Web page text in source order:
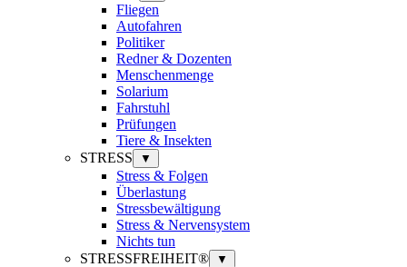
Fliegen
Autofahren
Politiker
Redner & Dozenten
Menschenmenge
Solarium
Fahrstuhl
Prüfungen
Tiere & Insekten
STRESS
▼
Stress & Folgen
Überlastung
Stressbewältigung
Stress & Nervensystem
Nichts tun
STRESSFREIHEIT®
▼